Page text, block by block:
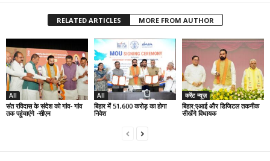
RELATED ARTICLES MORE FROM AUTHOR
All
संत रविदास के संदेश को गांव- गांव
तक पहुंचाएंगे -सीएम
All
बिहार में 51,600 करोड़ का होगा
निवेश
करेंट न्यूज़
बिहार:एआई और डिजिटल तकनीक
सीखेंगे विधायक